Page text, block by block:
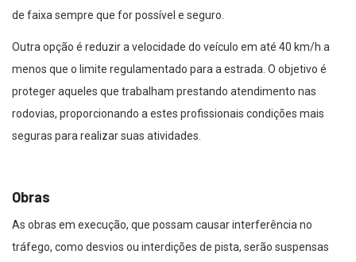
de faixa sempre que for possível e seguro.
Outra opção é reduzir a velocidade do veículo em até 40 km/h a
menos que o limite regulamentado para a estrada. O objetivo é
proteger aqueles que trabalham prestando atendimento nas
rodovias, proporcionando a estes profissionais condições mais
seguras para realizar suas atividades.
Obras
As obras em execução, que possam causar interferência no
tráfego, como desvios ou interdições de pista, serão suspensas